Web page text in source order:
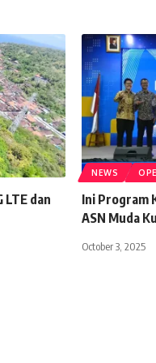
dan
NEWS
Ini Program
ASN Muda
October 3, 2025